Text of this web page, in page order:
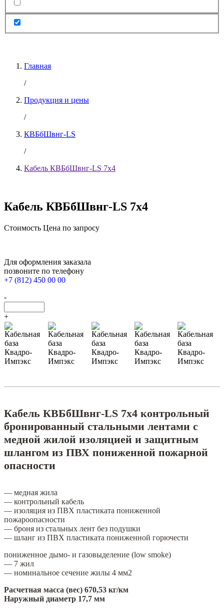
Главная
/
Продукция и цены
/
КВБбШвнг-LS
/
Кабель КВБбШвнг-LS 7х4
Кабель КВБбШвнг-LS 7х4
Стоимость Цена по запросу
Для оформления заказала
позвоните по телефону
+7 (812) 450 00 00
-
+
Кабель КВБбШвнг-LS 7х4 контрольный
бронированный стальными лентами с
медной жилой изоляцией и защитным
шлангом из ПВХ пониженной пожарной
опасности
— медная жила
— контрольный кабель
— изоляция из ПВХ пластиката пониженной
пожароопасности
— броня из стальных лент без подушки
— шланг из ПВХ пластиката пониженной горючести
пониженное дымо- и газовыделение (low smoke)
— 7 жил
— номинальное сечение жилы 4 мм2
Расчетная масса (вес) 670,53 кг/км
Наружный диаметр 17,7 мм